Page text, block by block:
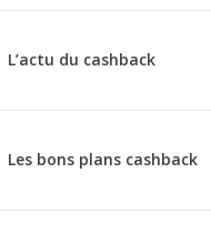
L’actu du cashback
Les bons plans cashback